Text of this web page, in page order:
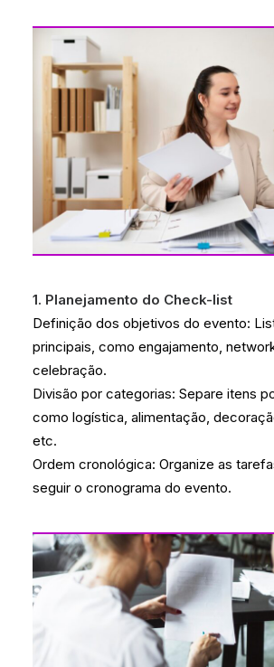
1. Planejamento do Check-list
Definição dos objetivos do evento:
principais, como engajamento,
celebração.
Divisão por categorias: Separe itens
como logística, alimentação,
etc.
Ordem cronológica: Organize as
seguir o cronograma do evento.